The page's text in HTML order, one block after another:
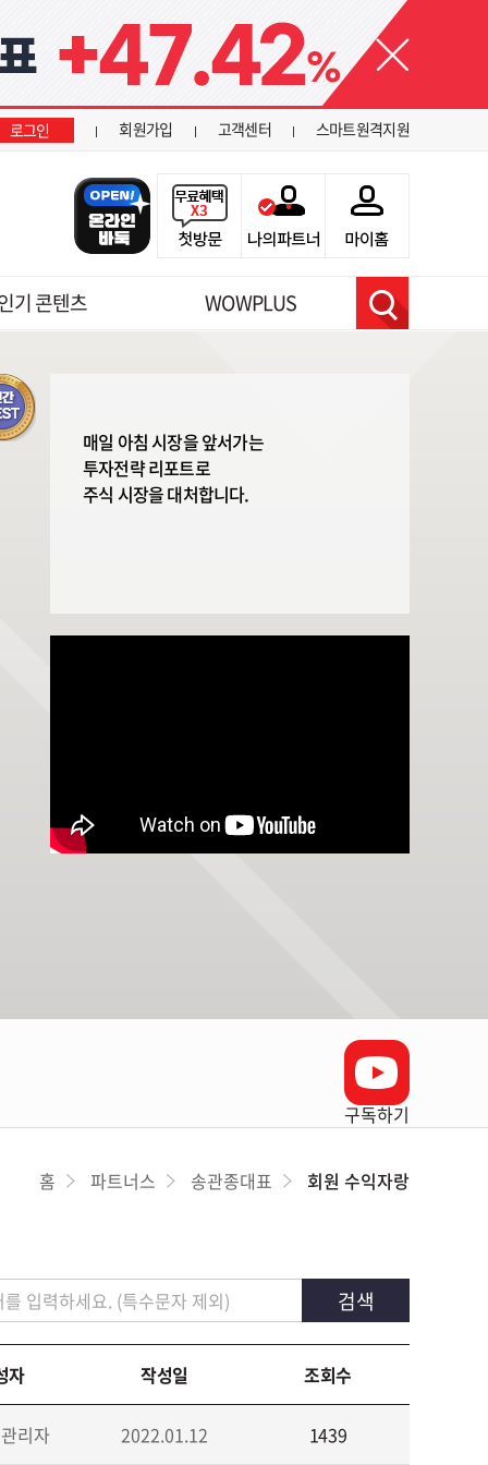
닫기
로그인 회원가입 고객센터 스마트원격지원
기 콘텐츠 WOWPLUS
매일 아침 시장을 앞서가는
투자전략 리포트로
구독하기
홈 파트너스 송관종대표 회원 수익자랑
검색
자 작성일 조회수
리자 2022.01.12 1439